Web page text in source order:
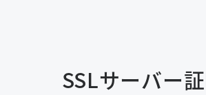
SSLサーバー